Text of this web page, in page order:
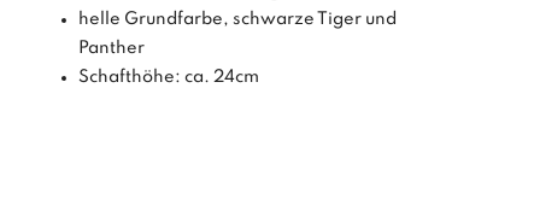
helle Grundfarbe, schwarze Tiger und
Panther
Schafthöhe: ca. 24cm